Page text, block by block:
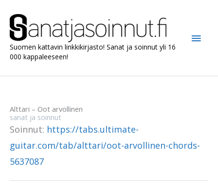
sisältöön
Suomen kattavin linkkikirjasto! Sanat ja soinnut yli 16
000 kappaleeseen!
Alttari – Oot arvollinen
sanat ja soinnut
Soinnut: https://tabs.ultimate-
guitar.com/tab/alttari/oot-arvollinen-chords-
5637087